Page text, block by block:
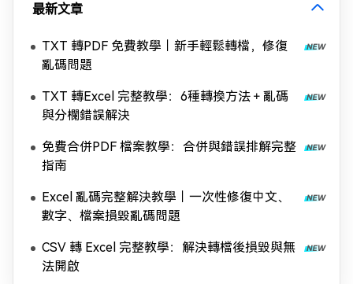
最新文章
TXT 轉PDF 免費教學｜新手輕鬆轉檔，修復
亂碼問題
TXT 轉Excel 完整教學：6種轉換方法＋亂碼
與分欄錯誤解決
免費合併PDF 檔案教學：合併與錯誤排解完整
指南
Excel 亂碼完整解決教學｜一次性修復中文、
數字、檔案損毀亂碼問題
CSV 轉 Excel 完整教學：解決轉檔後損毀與無
法開啟